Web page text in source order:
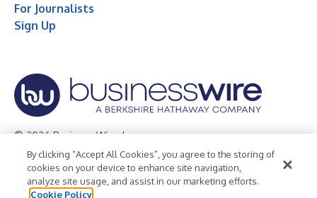
For Journalists
Sign Up
© 2026 Business Wire, Inc.
Privacy Policy Cookie Policy
Accessibility Statement
Terms of Use
Legal
By clicking “Accept All Cookies”, you agree to the storing of
cookies on your device to enhance site navigation,
analyze site usage, and assist in our marketing efforts.
Cookie Policy